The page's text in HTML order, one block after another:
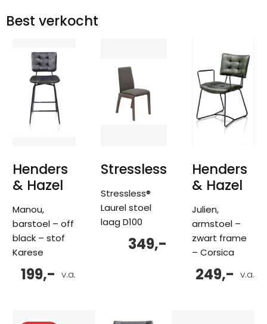
Best verkocht
Henders
& Hazel
Manou,
barstoel – off
black – stof
Karese
v.a.
199,-
Stressless
Stressless®
Laurel stoel
laag D100
349,-
Henders
& Hazel
Julien,
armstoel –
zwart frame
– Corsica
v.a.
249,-